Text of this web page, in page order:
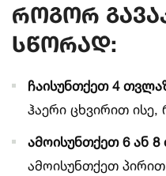
როგორ
სწორად:
ჩაისუნთქეთ4
ჰაერი ცხვირით
ამოისუნთქეთ6ან 8
ამოისუნთქეთ